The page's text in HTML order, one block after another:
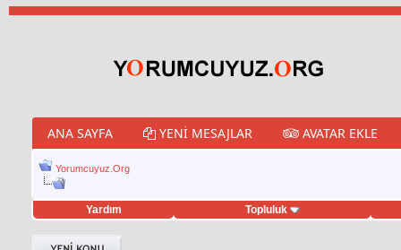
ANA SAYFA YENI MESAJLAR AVATAR EKLE
Yorumcuyuz.Org
Yardım Topluluk
hilesi